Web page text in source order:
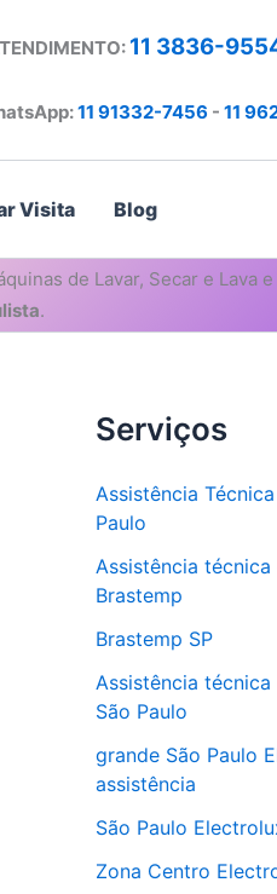
11 3836-
11 91332-7456 - 11
Visita Blog
de Lavar, Secar e Lava
.
Serviços
Assistência
Paulo
Assistência
Brastemp
Brastemp SP
Assistência
São Paulo
grande São Paulo
assistência
São Paulo
Zona Centro